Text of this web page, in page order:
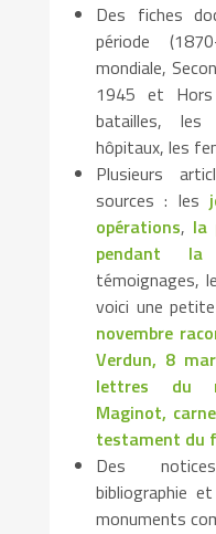
Des fiches
période
mondiale,
1945 et
batailles,
hôpitaux, les
Plusieurs
sources : les
opérations, la
pendant la
témoignages,
voici une
novembre
Verdun, 8
lettres du
Maginot,
testament du
Des
bibliographie
monuments